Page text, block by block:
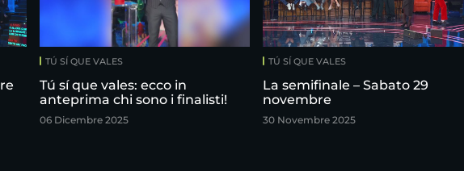
TÚ SÍ QUE VALES
Tú sí que vales: ecco in
anteprima chi sono i finalisti!
06 Dicembre 2025
TÚ SÍ QUE VALES
La semifinale – Sabato 29
novembre
30 Novembre 2025